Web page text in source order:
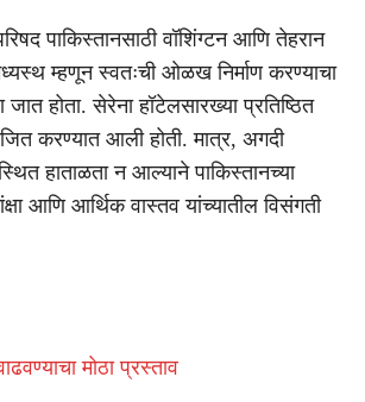
पाकिस्तानसाठी वॉशिंग्टन आणि तेहरान
मध्यस्थ म्हणून स्वतःची ओळख निर्माण करण्याचा
जात होता. सेरेना हॉटेलसारख्या प्रतिष्ठित
करण्यात आली होती. मात्र, अगदी
हाताळता न आल्याने पाकिस्तानच्या
आणि आर्थिक वास्तव यांच्यातील विसंगती
मोठा प्रस्ताव